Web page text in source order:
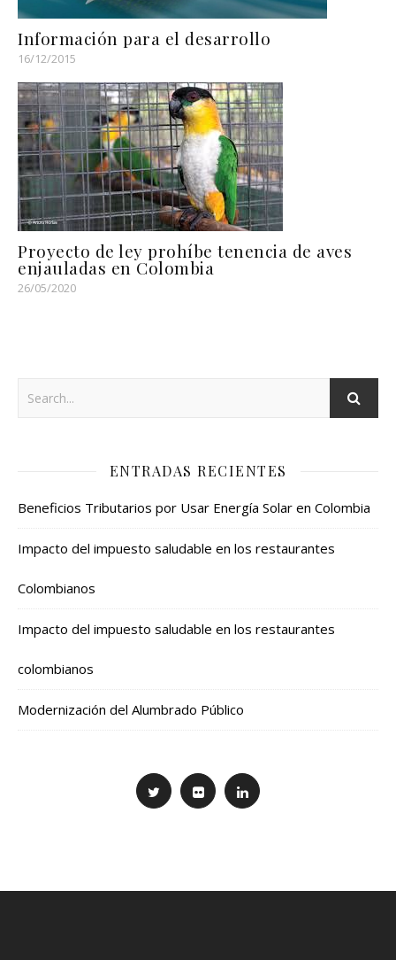
Información para el desarrollo
16/12/2015
Proyecto de ley prohíbe tenencia de aves
enjauladas en Colombia
26/05/2020
ENTRADAS RECIENTES
Beneficios Tributarios por Usar Energía Solar en Colombia
Impacto del impuesto saludable en los restaurantes
Colombianos
Impacto del impuesto saludable en los restaurantes
colombianos
Modernización del Alumbrado Público